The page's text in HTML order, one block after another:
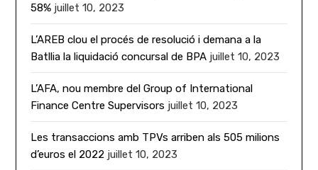
58% juillet 10, 2023
L’AREB clou el procés de resolució i demana a la
Batllia la liquidació concursal de BPA juillet 10, 2023
L’AFA, nou membre del Group of International
Finance Centre Supervisors juillet 10, 2023
Les transaccions amb TPVs arriben als 505 milions
d’euros el 2022 juillet 10, 2023